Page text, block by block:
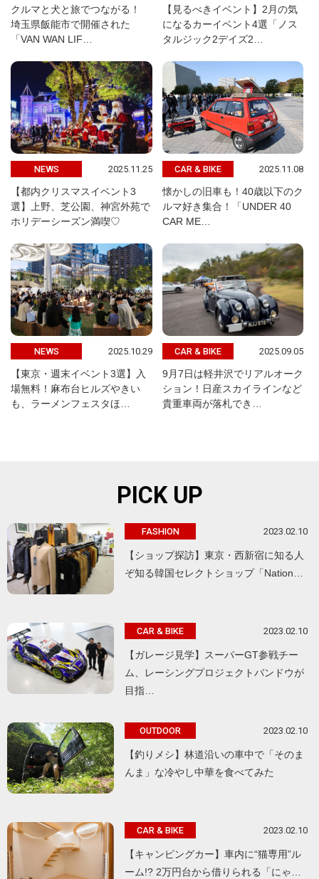
クルマと犬と旅でつながる！
埼玉県飯能市で開催された
「VAN WAN LIF…
【見るべきイベント】2月の気
になるカーイベント4選「ノス
タルジック2デイズ2…
NEWS 2025.11.25
【都内クリスマスイベント3
選】上野、芝公園、神宮外苑で
ホリデーシーズン満喫♡
CAR & BIKE 2025.11.08
懐かしの旧車も！40歳以下のク
ルマ好き集合！「UNDER 40
CAR ME…
NEWS 2025.10.29
【東京・週末イベント3選】入
場無料！麻布台ヒルズやきい
も、ラーメンフェスタほ…
CAR & BIKE 2025.09.05
9月7日は軽井沢でリアルオーク
ション！日産スカイラインなど
貴重車両が落札でき…
PICK UP
FASHION 2023.02.10
【ショップ探訪】東京・西新宿に知る人
ぞ知る韓国セレクトショップ「Nation…
CAR & BIKE 2023.02.10
【ガレージ見学】スーパーGT参戦チー
ム、レーシングプロジェクトバンドウが
目指…
OUTDOOR 2023.02.10
【釣りメシ】林道沿いの車中で「そのま
んま」な冷やし中華を食べてみた
CAR & BIKE 2023.02.10
【キャンピングカー】車内に“猫専用”ル
ーム!? 2万円台から借りられる「にゃ…